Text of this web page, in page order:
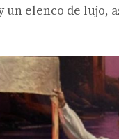
elenco de lujo,